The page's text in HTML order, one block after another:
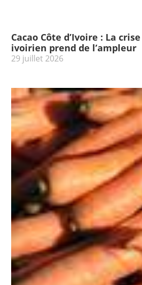
Cacao Côte d’Ivoire : La
ivoirien prend de l’ampleur
29 juillet 2026